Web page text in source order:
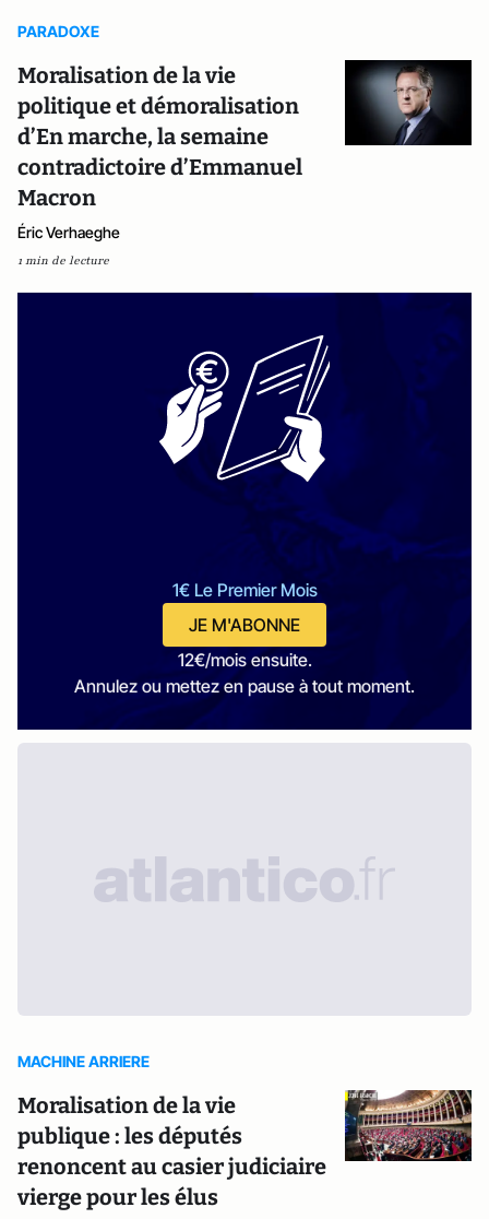
PARADOXE
Moralisation de la vie
politique et démoralisation
d’En marche, la semaine
contradictoire d’Emmanuel
Macron
Éric Verhaeghe
1 min de lecture
1€ Le Premier Mois
JE M'ABONNE
12€/mois ensuite.
Annulez ou mettez en pause à tout moment.
MACHINE ARRIERE
Moralisation de la vie
publique : les députés
renoncent au casier judiciaire
vierge pour les élus